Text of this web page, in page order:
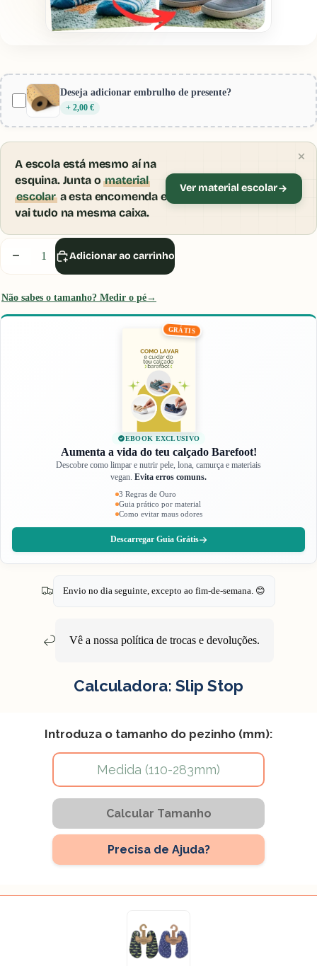
Pré-visualização:
Encolher
Inicia sessão ou cria uma conta para usares o
Iniciar Sessão
Deseja adicionar embrulho de presente?
+ 2,00 €
Diminuir
quantidade
Aumentar
A escola está mesmo aí na
esquina. Junta omaterial
escolara esta encomenda e
vai tudo na mesma caixa.
Ver material escolar
Adicionar ao carrinho
Não sabes o tamanho? Medir o pé→
GRÁTIS
EBOOK EXCLUSIVO
Aumenta a vida do teu calçado Barefoot!
Descobre como limpar e nutrir pele, lona, camurça e materiais
vegan. Evita erros comuns.
3 Regras de Ouro
Guia prático por material
Como evitar maus odores
Descarregar Guia Grátis
Envio no dia seguinte, excepto ao fim-de-semana. 😊
Vê a nossa política de trocas e devoluções.
Calculadora: Slip Stop
Introduza o tamanho do pezinho (mm):
Calcular Tamanho
Precisa de Ajuda?